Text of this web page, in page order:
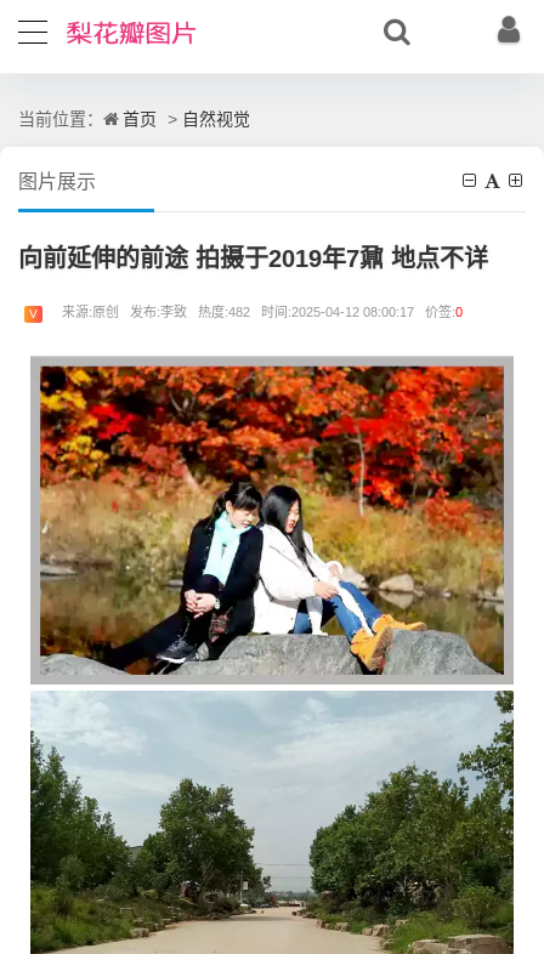
当前位置： 首页 > 自然视觉
图片展示
向前延伸的前途 拍摄于2019年7鼐 地点不详
V 来源:原创 发布:李致 热度:482 时间:2025-04-12 08:00:17 价签:0